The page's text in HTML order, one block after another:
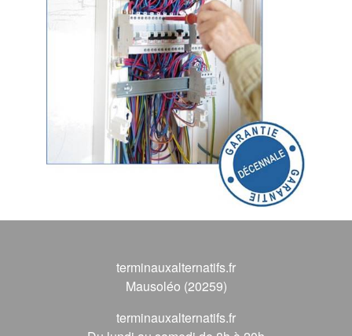
terminauxalternatifs.fr
Mausoléo (20259)
terminauxalternatifs.fr